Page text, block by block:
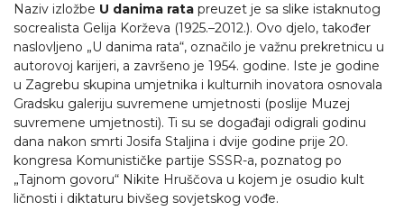
Naziv izložbe U danima rata preuzet je sa slike istaknutog
socrealista Gelija Korževa (1925.–2012.). Ovo djelo, također
naslovljeno „U danima rata“, označilo je važnu prekretnicu u
autorovoj karijeri, a završeno je 1954. godine. Iste je godine
u Zagrebu skupina umjetnika i kulturnih inovatora osnovala
Gradsku galeriju suvremene umjetnosti (poslije Muzej
suvremene umjetnosti). Ti su se događaji odigrali godinu
dana nakon smrti Josifa Staljina i dvije godine prije 20.
kongresa Komunističke partije SSSR-a, poznatog po
„Tajnom govoru“ Nikite Hruščova u kojem je osudio kult
ličnosti i diktaturu bivšeg sovjetskog vođe.